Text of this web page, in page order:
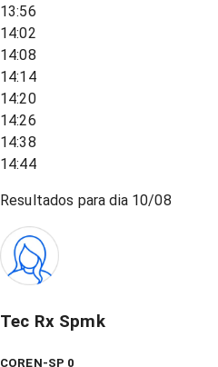
13:56
14:02
14:08
14:14
14:20
14:26
14:38
14:44
Resultados para dia 10/08
Tec Rx Spmk
COREN-SP 0